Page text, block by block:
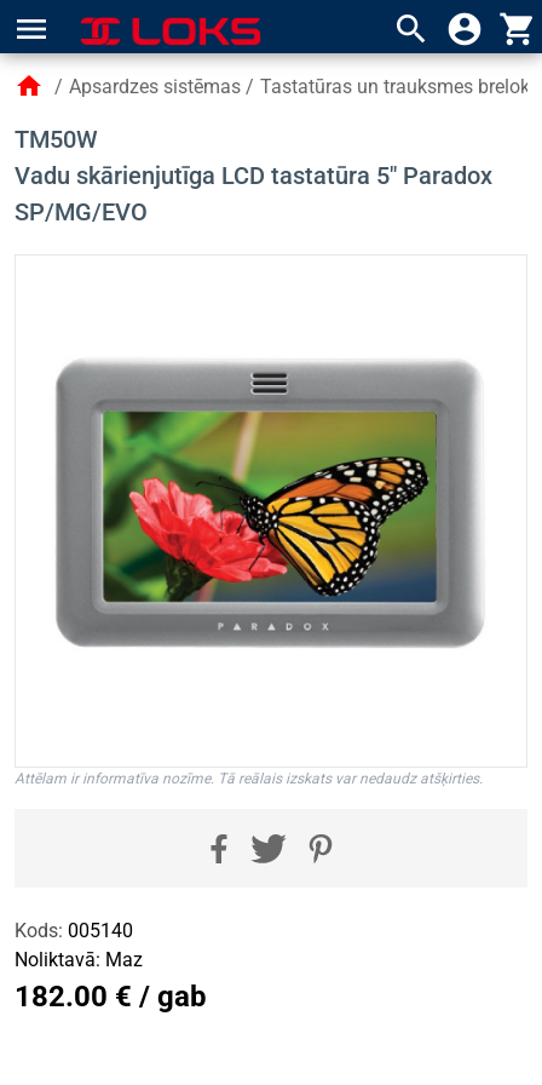
menu search account_circle shopping_cart
home / Apsardzes sistēmas / Tastatūras un trauksmes breloki
TM50W
Vadu skārienjutīga LCD tastatūra 5" Paradox
SP/MG/EVO
Attēlam ir informatīva nozīme. Tā reālais izskats var nedaudz atšķirties.
Kods: 005140
Noliktavā: Maz
182.00 € / gab